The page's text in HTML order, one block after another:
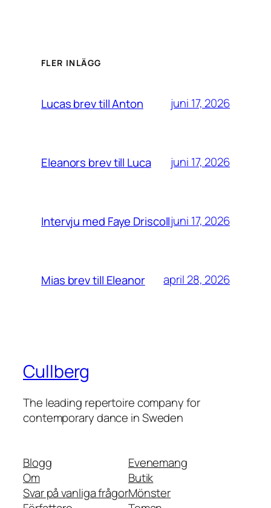
FLER INLÄGG
Lucas brev till Anton juni 17, 2026
Eleanors brev till Luca juni 17, 2026
Intervju med Faye Driscolljuni 17, 2026
Mias brev till Eleanor april 28, 2026
Cullberg
The leading repertoire company for
contemporary dance in Sweden
Blogg
Om
Svar på vanliga frågor
Evenemang
Butik
Mönster